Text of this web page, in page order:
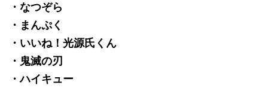
・なつぞら
・まんぷく
・いいね！光源氏くん
・鬼滅の刃
・ハイキュー